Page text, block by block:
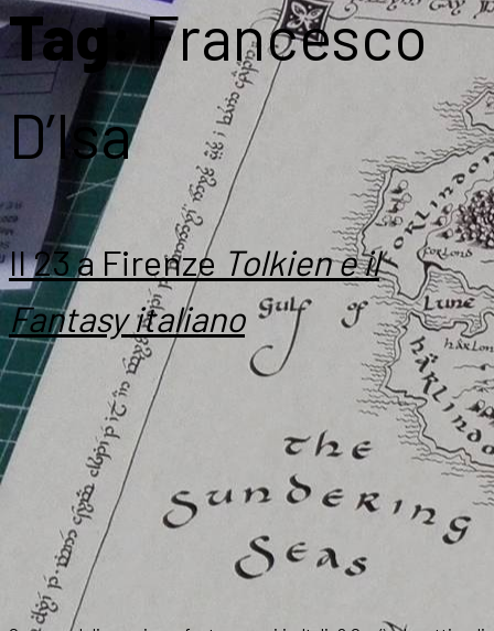
Tag:Francesco
D’Isa
Il 23 a Firenze Tolkien e il
Fantasy italiano